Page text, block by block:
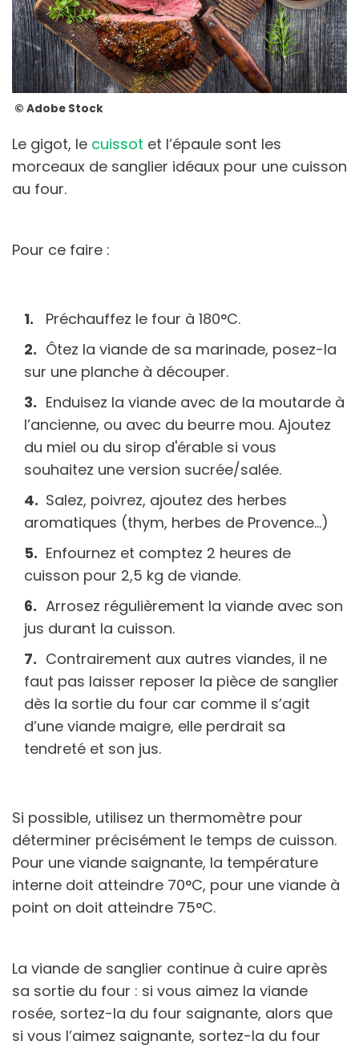
© Adobe Stock
Le gigot, le cuissot et l’épaule sont les
morceaux de sanglier idéaux pour une cuisson
au four.
Pour ce faire :
Préchauffez le four à 180°C.
Ôtez la viande de sa marinade, posez-la
sur une planche à découper.
Enduisez la viande avec de la moutarde à
l’ancienne, ou avec du beurre mou. Ajoutez
du miel ou du sirop d'érable si vous
souhaitez une version sucrée/salée.
Salez, poivrez, ajoutez des herbes
aromatiques (thym, herbes de Provence…)
Enfournez et comptez 2 heures de
cuisson pour 2,5 kg de viande.
Arrosez régulièrement la viande avec son
jus durant la cuisson.
Contrairement aux autres viandes, il ne
faut pas laisser reposer la pièce de sanglier
dès la sortie du four car comme il s’agit
d’une viande maigre, elle perdrait sa
tendreté et son jus.
Si possible, utilisez un thermomètre pour
déterminer précisément le temps de cuisson.
Pour une viande saignante, la température
interne doit atteindre 70°C, pour une viande à
point on doit atteindre 75°C.
La viande de sanglier continue à cuire après
sa sortie du four : si vous aimez la viande
rosée, sortez-la du four saignante, alors que
si vous l’aimez saignante, sortez-la du four